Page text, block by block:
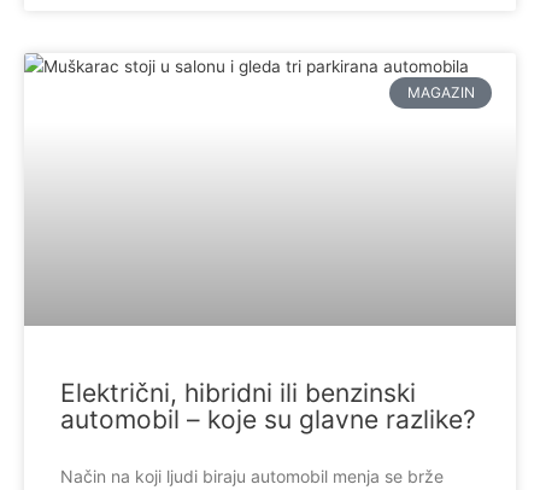
MAGAZIN
Električni, hibridni ili benzinski
automobil – koje su glavne razlike?
Način na koji ljudi biraju automobil menja se brže